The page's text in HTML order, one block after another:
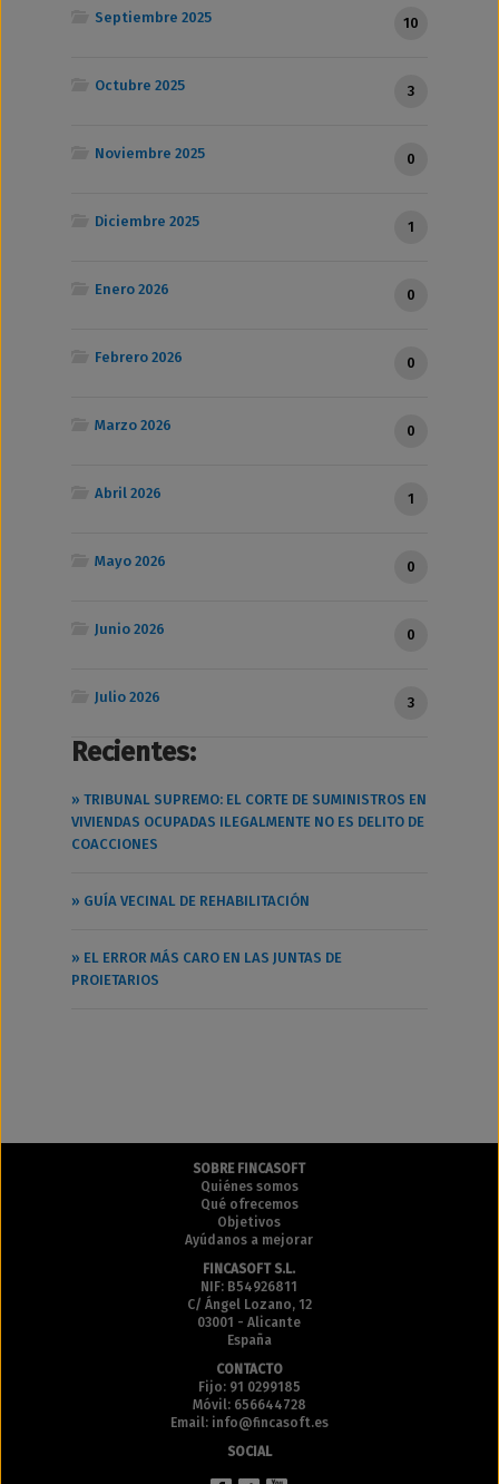
Septiembre 2025 10
Octubre 2025 3
Noviembre 2025 0
Diciembre 2025 1
Enero 2026 0
Febrero 2026 0
Marzo 2026 0
Abril 2026 1
Mayo 2026 0
Junio 2026 0
Julio 2026 3
Recientes:
» TRIBUNAL SUPREMO: EL CORTE DE SUMINISTROS EN
VIVIENDAS OCUPADAS ILEGALMENTE NO ES DELITO DE
COACCIONES
» GUÍA VECINAL DE REHABILITACIÓN
» EL ERROR MÁS CARO EN LAS JUNTAS DE
PROIETARIOS
SOBRE FINCASOFT
Quiénes somos
Qué ofrecemos
Objetivos
Ayúdanos a mejorar
FINCASOFT S.L.
NIF: B54926811
C/ Ángel Lozano, 12
03001 - Alicante
España
CONTACTO
Fijo: 91 0299185
Móvil: 656644728
Email: info@fincasoft.es
SOCIAL